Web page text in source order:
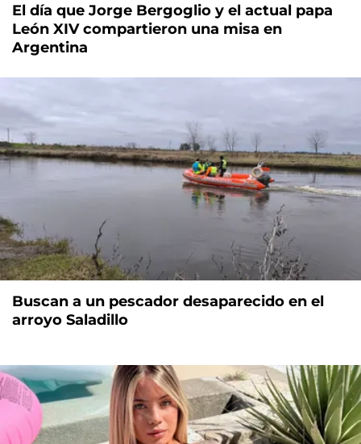
El día que Jorge Bergoglio y el actual papa
León XIV compartieron una misa en
Argentina
Buscan a un pescador desaparecido en el
arroyo Saladillo